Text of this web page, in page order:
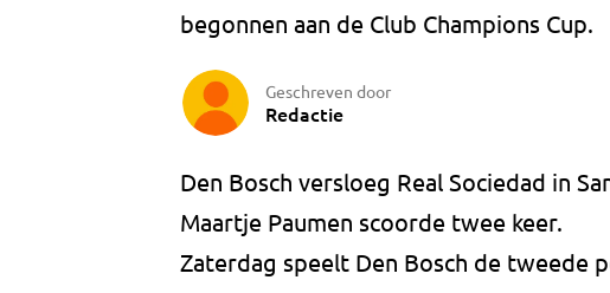
begonnen aan de Club Champions Cup.
Geschreven door
Redactie
Den Bosch versloeg Real Sociedad in
Maartje Paumen scoorde twee keer.
Zaterdag speelt Den Bosch de